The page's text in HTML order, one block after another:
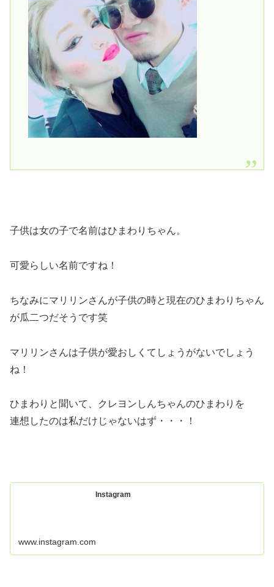
子供は女の子で名前はひまわりちゃん。
可愛らしい名前ですね！
ちなみにマリリンさんが子供の時と現在のひまわりちゃん
が瓜二つだそうです笑
マリリンさんは子供が愛おしくてしょうがないでしょう
ね！
ひまわりと聞いて、クレヨンしんちゃんのひまわりを
連想したのは私だけじゃないはず・・・！
Instagram
www.instagram.com